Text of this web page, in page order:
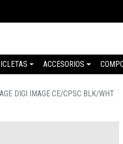
ACCESORIOS
DIGI IMAGE CE/CPSC BLK/WHT